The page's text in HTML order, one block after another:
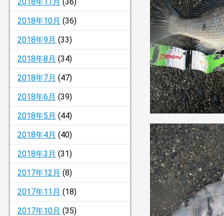
2018年10月 (36)
2018年9月 (33)
2018年8月 (34)
2018年7月 (47)
2018年6月 (39)
2018年5月 (44)
2018年4月 (40)
2018年3月 (31)
2017年12月 (8)
2017年11月 (18)
2017年10月 (35)